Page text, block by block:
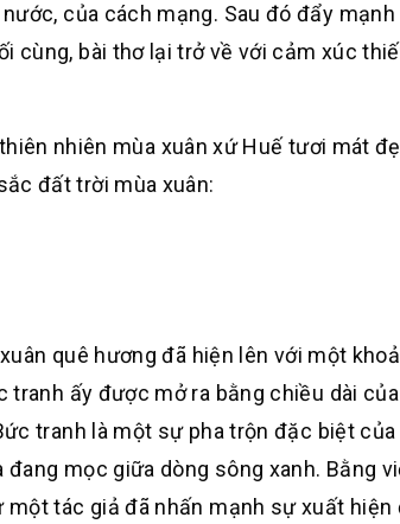
của cách mạng. Sau đó đẩy
cùng, bài thơ lại trở về với cảm xúc
nhiên mùa xuân xứ Huế tươi mát
đất trời mùa xuân:
quê hương đã hiện lên với một
tranh ấy được mở ra bằng chiều dài
tranh là một sự pha trộn đặc biệt
mọc giữa dòng sông xanh. Bằng
tác giả đã nhấn mạnh sự xuất hiện